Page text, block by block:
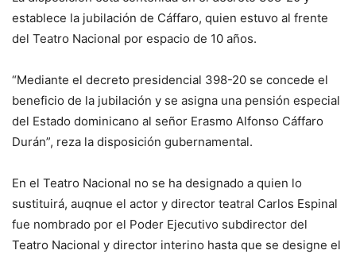
establece la jubilación de Cáffaro, quien estuvo al frente
del Teatro Nacional por espacio de 10 años.
“Mediante el decreto presidencial 398-20 se concede el
beneficio de la jubilación y se asigna una pensión especial
del Estado dominicano al señor Erasmo Alfonso Cáffaro
Durán”, reza la disposición gubernamental.
En el Teatro Nacional no se ha designado a quien lo
sustituirá, auqnue el actor y director teatral Carlos Espinal
fue nombrado por el Poder Ejecutivo subdirector del
Teatro Nacional y director interino hasta que se designe el